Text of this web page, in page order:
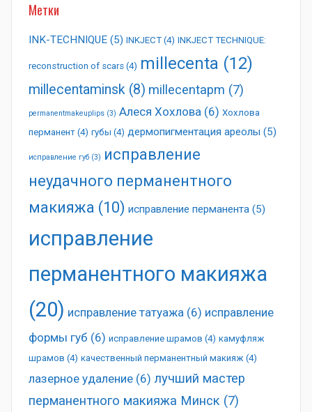
Метки
INK-TECHNIQUE (5) INKJECT (4) INKJECT TECHNIQUE:
reconstruction of scars (4) millecenta (12)
millecentaminsk (8) millecentapm (7)
permanentmakeuplips (3) Алеся Хохлова (6) Хохлова
перманент (4) губы (4) дермопигментация ареолы (5)
исправление губ (3) исправление
неудачного перманентного
макияжа (10) исправление перманента (5)
исправление
перманентного макияжа
(20) исправление татуажа (6) исправление
формы губ (6) исправление шрамов (4) камуфляж
шрамов (4) качественный перманентный макияж (4)
лазерное удаление (6) лучший мастер
перманентного макияжа Минск (7)